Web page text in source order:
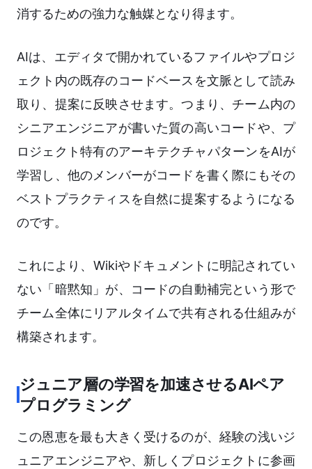
消するための強力な触媒となり得ます。
AIは、エディタで開かれているファイルやプロジ
ェクト内の既存のコードベースを文脈として読み
取り、提案に反映させます。つまり、チーム内の
シニアエンジニアが書いた質の高いコードや、プ
ロジェクト特有のアーキテクチャパターンをAIが
学習し、他のメンバーがコードを書く際にもその
ベストプラクティスを自然に提案するようになる
のです。
これにより、Wikiやドキュメントに明記されてい
ない「暗黙知」が、コードの自動補完という形で
チーム全体にリアルタイムで共有される仕組みが
構築されます。
ジュニア層の学習を加速させるAIペア
プログラミング
この恩恵を最も大きく受けるのが、経験の浅いジ
ュニアエンジニアや、新しくプロジェクトに参画